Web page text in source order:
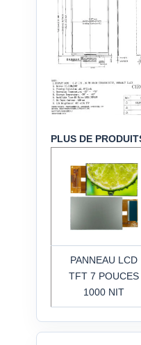
PLUS DE
PANNEAU LCD
TFT 7 POUCES
1000 NIT